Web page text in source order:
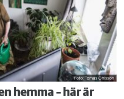
Foto: Tomas Ohlsson
hemma – här är